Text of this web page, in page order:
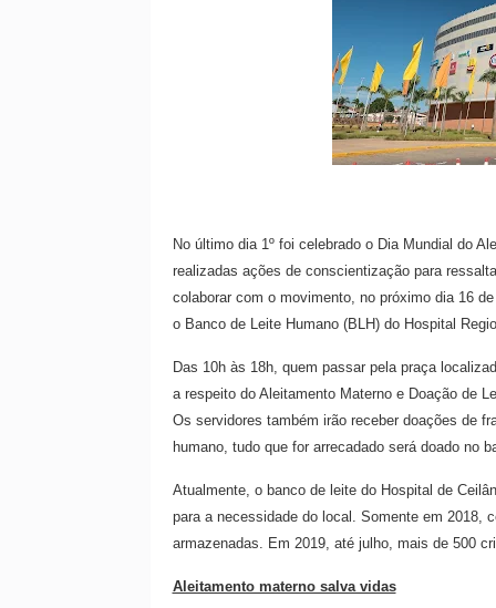
No último dia 1º foi celebrado o Dia Mundial do
realizadas ações de conscientização para
colaborar com o movimento, no próximo dia 16
o Bancode LeiteHumano (BLH) do Hospital
Das 10h às 18h, quem passar pela praça
a respeito do Aleitamento Materno e Doação de
Os servidores também irão receber doações de
humano, tudo que for arrecadado será doado no
Atualmente, o banco de leite do Hospital de
para a necessidade do local. Somente em 2018,
armazenadas. Em 2019, até julho, mais de 500
Aleitamento materno salva vidas